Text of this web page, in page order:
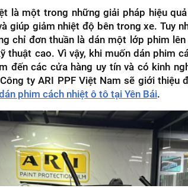
là một trong những giải pháp hiệu
giúp giảm nhiệt độ bên trong xe. Tuy
chỉ đơn thuần là dán một lớp phim
thuật cao. Vì vậy, khi muốn dán phim
đến các cửa hàng uy tín và có kinh
ty ARI PPF Việt Nam sẽ giới thiệu
phim cách nhiệt ô tô tại Yên Bái.